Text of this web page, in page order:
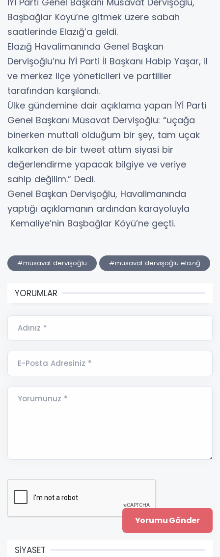
Başbağlar Köyü’ne gitmek üzere sabah
saatlerinde Elazığ’a geldi.
Elazığ Havalimanında Genel Başkan
Dervişoğlu’nu İYİ Parti İl Başkanı Habip Yaşar, il
ve merkez ilçe yöneticileri ve partililer
tarafından karşılandı.
Ülke gündemine dair açıklama yapan İYİ Parti
Genel Başkanı Müsavat Dervişoğlu: “uçağa
binerken muttali olduğum bir şey, tam uçak
kalkarken de bir tweet attım siyasi bir
değerlendirme yapacak bilgiye ve veriye
sahip değilim.” Dedi.
Genel Başkan Dervişoğlu, Havalimanında
yaptığı açıklamanın ardından karayoluyla
Kemaliye’nin Başbağlar Köyü’ne geçti.
#müsavat dervişoğlu #müsavat dervişoğlu elazığ
YORUMLAR
Adınız *
E-Posta Adresiniz *
Yorumunuz *
SİYASET